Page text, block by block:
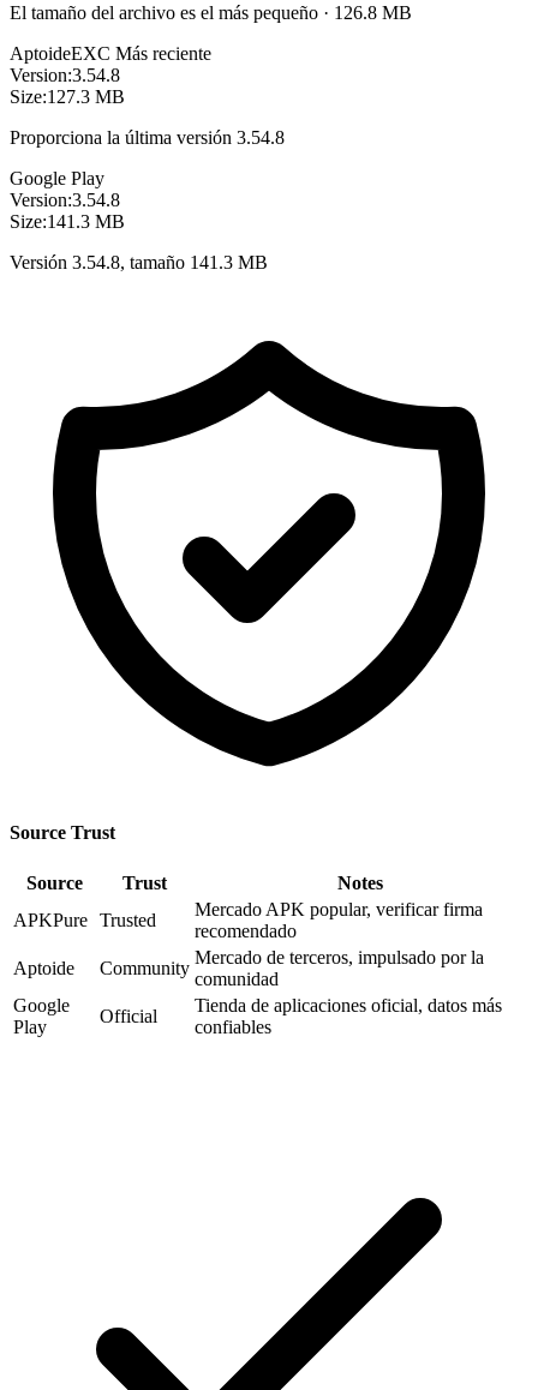
El tamaño del archivo es el más pequeño · 126.8 MB
AptoideEXC Más reciente
Version:3.54.8
Size:127.3 MB
Proporciona la última versión 3.54.8
Google Play
Version:3.54.8
Size:141.3 MB
Versión 3.54.8, tamaño 141.3 MB
Source Trust
Source Trust
Notes
APKPure Trusted
Mercado APK popular, verificar firma
recomendado
Aptoide
Community
Mercado de terceros, impulsado por la
comunidad
Google
Play
Official
Tienda de aplicaciones oficial, datos más
confiables